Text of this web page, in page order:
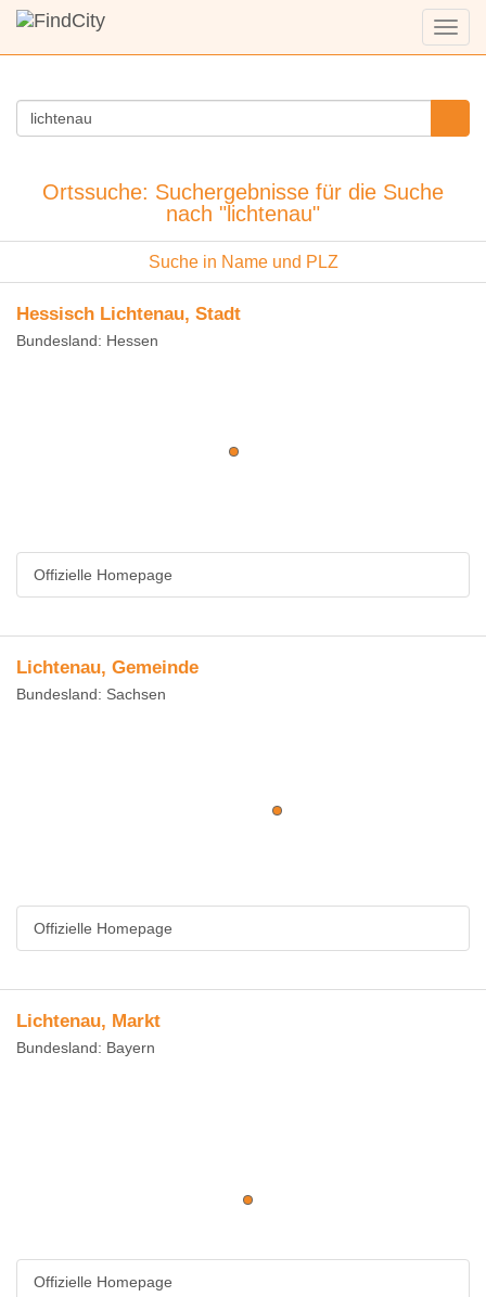
Menü
Ortssuche: Suchergebnisse für die Suche
nach "lichtenau"
Suche in Name und PLZ
Hessisch Lichtenau, Stadt
Bundesland: Hessen
Offizielle Homepage
Lichtenau, Gemeinde
Bundesland: Sachsen
Offizielle Homepage
Lichtenau, Markt
Bundesland: Bayern
Offizielle Homepage